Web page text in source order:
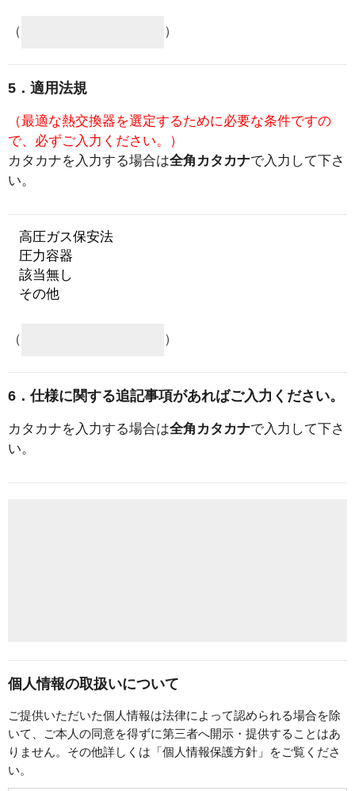
（ ）
5．適用法規
（最適な熱交換器を選定するために必要な条件ですの
で、必ずご入力ください。）
カタカナを入力する場合は全角カタカナで入力して下さ
い。
（ ）
6．仕様に関する追記事項があればご入力ください。
カタカナを入力する場合は全角カタカナで入力して下さ
い。
個人情報の取扱いについて
ご提供いただいた個人情報は法律によって認められる場合を除
いて、ご本人の同意を得ずに第三者へ開示・提供することはあ
りません。その他詳しくは「個人情報保護方針」をご覧くださ
い。